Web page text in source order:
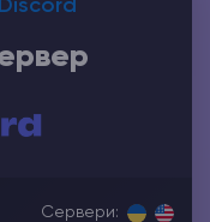
Сервери: